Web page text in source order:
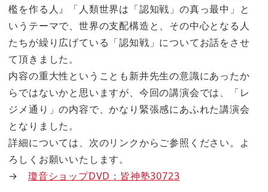
檻を作る人』「人類世界は「認知戦」の真っ最中」と
いうテーマで、世界の支配構造と、その中心となる人
たちが繰り広げている「認知戦」についてお話をさせ
て頂きました。
内容の重大性ということも新井先生の意識にあったか
らではないかと思いますが、今回の講演会では、「レ
ジメ通り」の内容で、かなり緊張感にあふれた講演会
となりました。
詳細については、次のリンクからご参照ください。よ
ろしくお願いいたします。
→ 瓊音ショップDVD：皆神塾30723